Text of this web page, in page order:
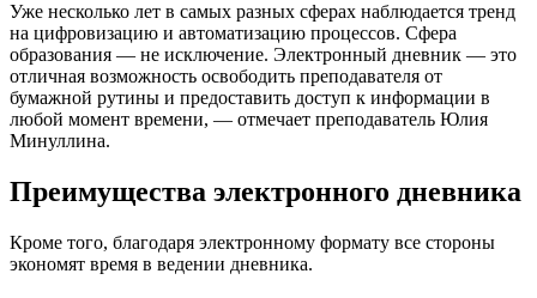
Уже несколько лет в самых разных сферах наблюдается тренд
на цифровизацию и автоматизацию процессов. Сфера
образования — не исключение. Электронный дневник — это
отличная возможность освободить преподавателя от
бумажной рутины и предоставить доступ к информации в
любой момент времени, — отмечает преподаватель Юлия
Минуллина.
Преимущества электронного дневника
Кроме того, благодаря электронному формату все стороны
экономят время в ведении дневника.